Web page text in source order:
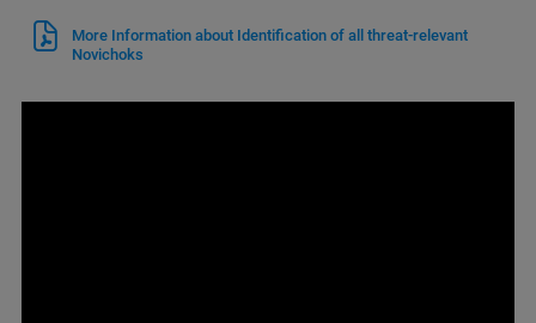
More Information about Identification of all threat-relevant
Novichoks